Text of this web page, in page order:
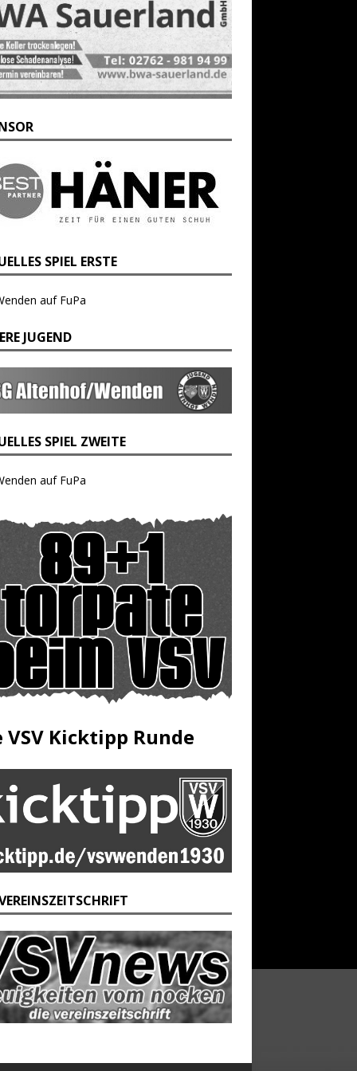
SPIEL ERSTE
auf FuPa
JUGEND
SPIEL ZWEITE
auf FuPa
VSV Kicktipp Runde